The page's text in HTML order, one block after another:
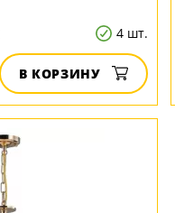
4 шт.
В КОРЗИНУ